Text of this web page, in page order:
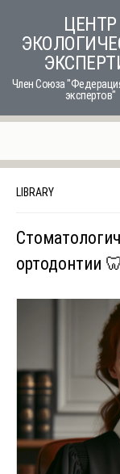
content
ЦЕНТР
Член Союза
экспертов"
LIBRARY
ортодонтии